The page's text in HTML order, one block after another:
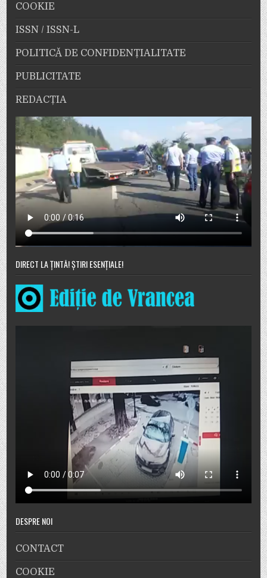
COOKIE
ISSN / ISSN-L
POLITICĂ DE CONFIDENȚIALITATE
PUBLICITATE
REDACȚIA
DIRECT LA ȚINTĂ! ȘTIRI ESENȚIALE!
DESPRE NOI
CONTACT
COOKIE